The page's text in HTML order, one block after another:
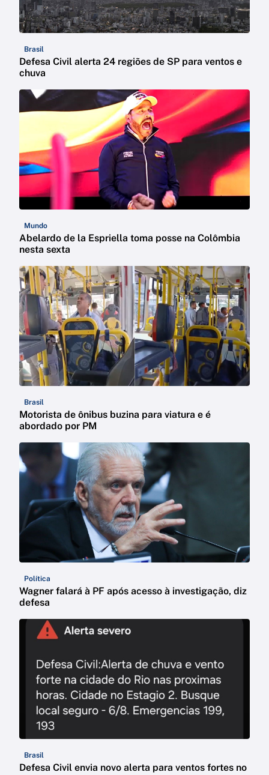
Brasil
Defesa Civil alerta 24 regiões de SP para ventos e
chuva
Mundo
Abelardo de la Espriella toma posse na Colômbia
nesta sexta
Brasil
Motorista de ônibus buzina para viatura e é
abordado por PM
Política
Wagner falará à PF após acesso à investigação, diz
defesa
Brasil
Defesa Civil envia novo alerta para ventos fortes no